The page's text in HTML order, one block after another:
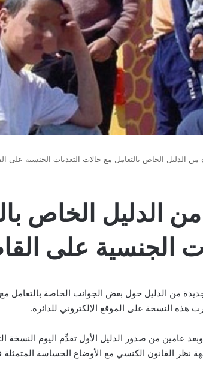
الدليل الخاص بالتعامل مع حالات التعديات الجنسية على
الدليل الخاص
الجنسية على
من الدليل حول بعض الجوانب الخاصة بالتعامل
هذه النسخة على الموقع الإلكتروني للدائرة.
وبعد عامين من صدور الدليل الأول تقدِّم اليوم النسخة
القانون الكنسي مع الأوضاع الحساسة المتمثلة